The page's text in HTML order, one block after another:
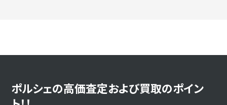
ポルシェの高価査定および買取のポイン